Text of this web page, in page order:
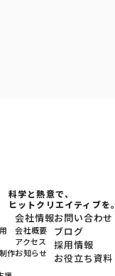
科学と熱意で、
ヒットクリエイティブを。
作
会社情報
会社概要
アクセス
お知らせ
お問い合わせ
ブログ
採用情報
お役立ち資料